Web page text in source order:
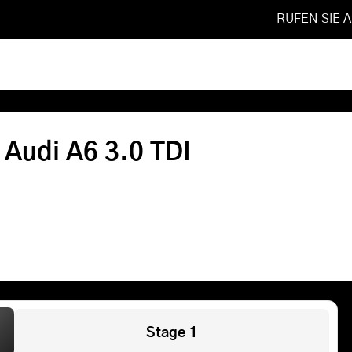
RUFEN
Softwareoptimierung
Shop
A6 3.0 TDI
Stage 1